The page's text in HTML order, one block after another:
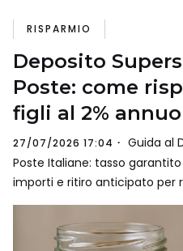
RISPARMIO
Deposito
Poste: come
figli al 2%
27/07/2026 17:04
Guida al
Poste Italiane: tasso
importi e ritiro anticipato per